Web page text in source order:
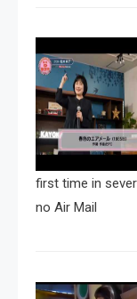
first time in
no Air Mail